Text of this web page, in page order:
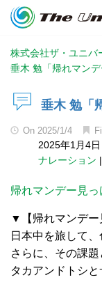
株式会社ザ・ユニバ
垂木 勉「帰れマン
垂木 勉「
On 2025/1/4
2025年1月4
ナレーション |
帰れマンデー見っ
▼【帰れマンデー
日本中を旅して
さらに、その課
タカアンドトシ